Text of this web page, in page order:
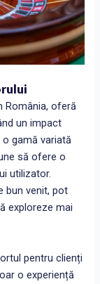
România, oferă
un impact
gamă variată
să ofere o
utilizator.
bun venit, pot
exploreze mai
pentru clienți
o experiență